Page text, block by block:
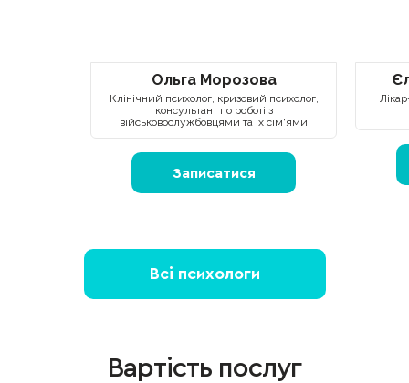
Ольга Морозова
Клінічний психолог, кризовий психолог,
консультант по роботі з
військовослужбовцями та їх сім'ями
Записатися
Всі психологи
Вартість послуг